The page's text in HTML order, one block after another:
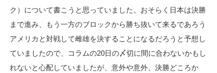
ク）について書こうと思っていました。おそらく日本は決勝
まで進み、もう一方のブロックから勝ち抜いて来るであろう
アメリカと対戦して雌雄を決することになるだろうと予想し
ていましたので、コラムの20日の〆切に間に合わないかもし
れないと心配していましたが、意外や意外、決勝どころか